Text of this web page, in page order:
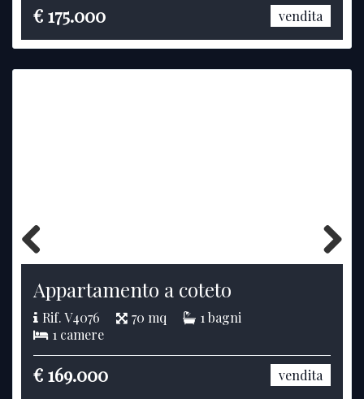
€ 175.000 vendita
Previous Next
Appartamento a coteto
Rif. V4076 70 mq
1 bagni
1 camere
€ 169.000 vendita